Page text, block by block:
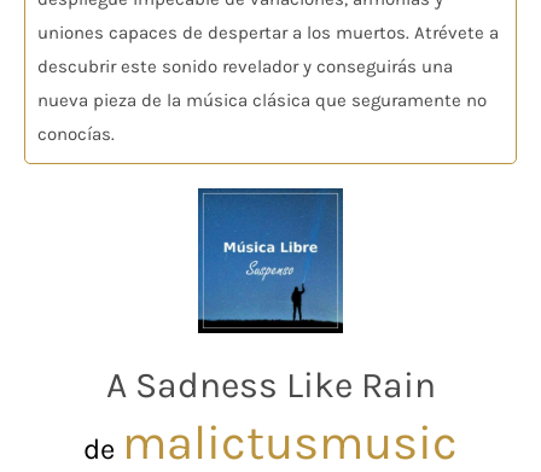
uniones capaces de despertar a los muertos. Atrévete a
descubrir este sonido revelador y conseguirás una
nueva pieza de la música clásica que seguramente no
conocías.
A Sadness Like Rain
de malictusmusic